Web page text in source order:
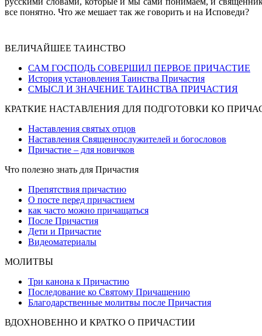
все понятно. Что же мешает так же говорить и на Исповеди?
ВЕЛИЧАЙШЕЕ ТАИНСТВО
САМ ГОСПОДЬ СОВЕРШИЛ ПЕРВОЕ ПРИЧАСТИЕ
История установления Таинства Причастия
СМЫСЛ И ЗНАЧЕНИЕ ТАИНСТВА ПРИЧАСТИЯ
КРАТКИЕ НАСТАВЛЕНИЯ ДЛЯ ПОДГОТОВКИ КО
Наставления святых отцов
Наставления Священнослужителей и богословов
Причастие – для новичков
Что полезно знать для Причастия
Препятствия причастию
О посте перед причастием
как часто можно причащаться
После Причастия
Дети и Причастие
Видеоматериалы
МОЛИТВЫ
Три канона к Причастию
Последование ко Святому Причащению
Благодарственные молитвы после Причастия
ВДОХНОВЕННО И КРАТКО О ПРИЧАСТИИ